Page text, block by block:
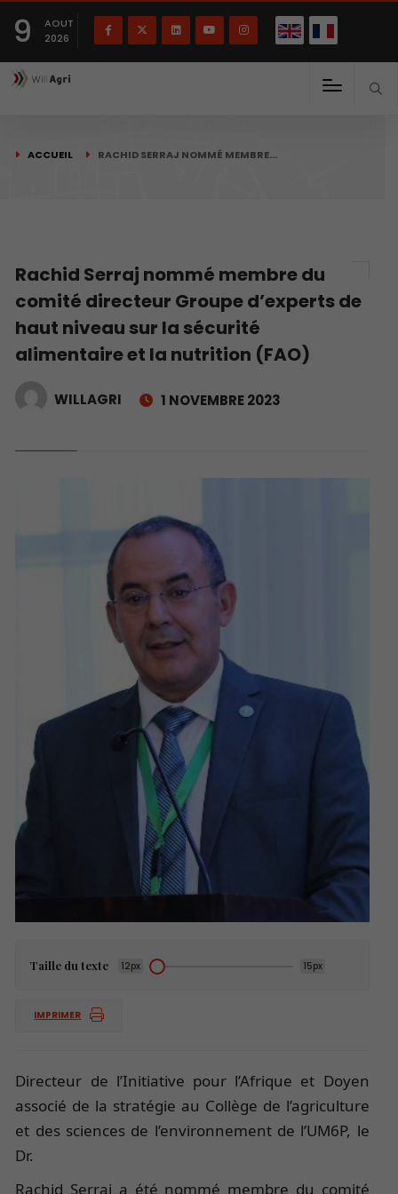
9
AOUT
2026
ACCUEIL RACHID SERRAJ NOMMÉ MEMBRE…
Rachid Serraj nommé membre du
comité directeur Groupe d’experts de
haut niveau sur la sécurité
alimentaire et la nutrition (FAO)
WILLAGRI 1 NOVEMBRE 2023
Taille du texte 12px 15px
IMPRIMER
Directeur de l’Initiative pour l’Afrique et Doyen
associé de la stratégie au Collège de l’agriculture
et des sciences de l’environnement de l’UM6P, le
Dr.
Rachid Serraj a été nommé membre du comité
Français English(English)